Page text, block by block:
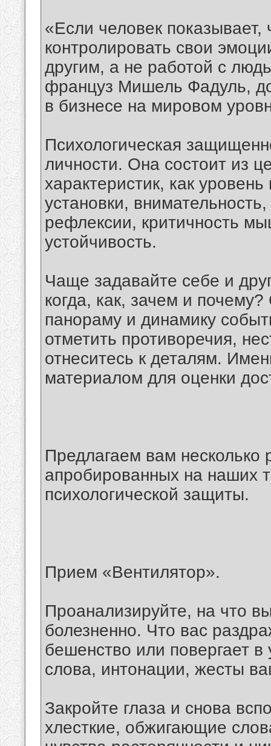
«Если человек
контролировать свои
другим, а не работой с
француз Мишель Фадуль,
в бизнесе на мировом
Психологическая
личности. Она состоит из
характеристик, как
установки,
рефлексии, критичность
устойчивость.
Чаще задавайте себе и
когда, как, зачем и
панораму и динамику
отметить противоречия,
отнеситесь к деталям.
материалом для оценки
Предлагаем вам несколько
апробированных на наших
психологической защиты.
Прием «Вентилятор».
Проанализируйте, на что
болезненно. Что вас
бешенство или повергает
слова, интонации, жесты
Закройте глаза и снова
хлесткие, обжигающие